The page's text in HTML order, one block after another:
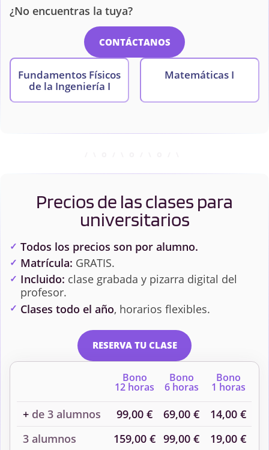
¿No encuentras la tuya?
CONTÁCTANOS
Fundamentos Físicos
de la Ingeniería I
Matemáticas I
Precios de las clases para
universitarios
Todos los precios son por alumno.
Matrícula: GRATIS.
Incluido: clase grabada y pizarra digital del
profesor.
Clases todo el año, horarios flexibles.
RESERVA TU CLASE
Bono
12 horas
Bono
6 horas
Bono
1 horas
+ de 3 alumnos 99,00 € 69,00 €
14,00 €
3 alumnos
159,00 € 99,00 € 19,00 €